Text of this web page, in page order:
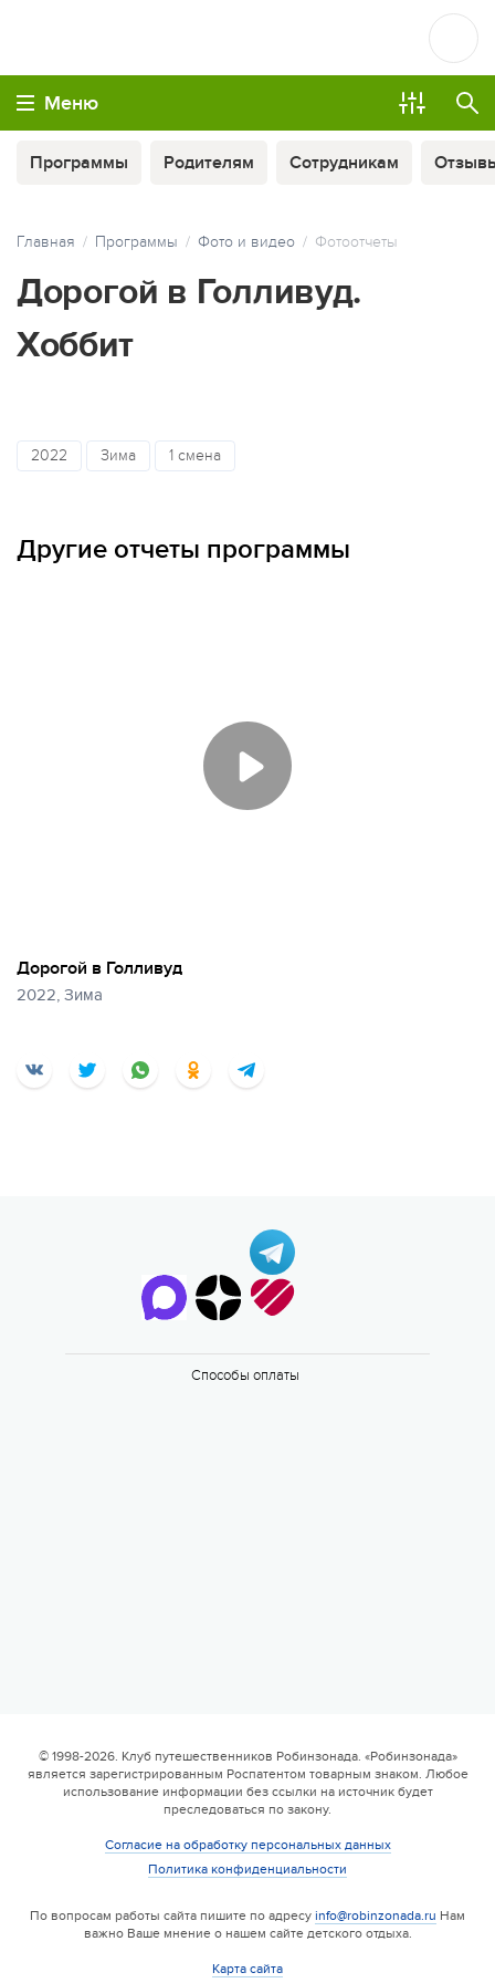
Меню
Программы Родителям Сотрудникам
Главная Программы Фото и видео Фотоотчеты
Дорогой в Голливуд.
Хоббит
2022 Зима 1 смена
Другие отчеты программы
Дорогой в Голливуд
2022, Зима
Способы оплаты
© 1998-2026. Клуб путешественников Робинзонада. «Робинзонада»
является зарегистрированным Роспатентом товарным знаком. Любое
использование информации без ссылки на источник будет
преследоваться по закону.
Согласие на обработку персональных данных
Политика конфиденциальности
По вопросам работы сайта пишите по адресу info@robinzonada.ru Нам
важно Ваше мнение о нашем сайте детского отдыха.
Карта сайта